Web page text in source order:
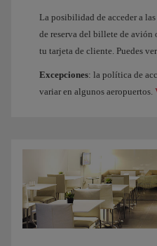
La posibilidad de acceder a
de reserva del billete de avión
tu tarjeta de cliente. Puedes
Excepciones: la política de
variar en algunos aeropuertos.